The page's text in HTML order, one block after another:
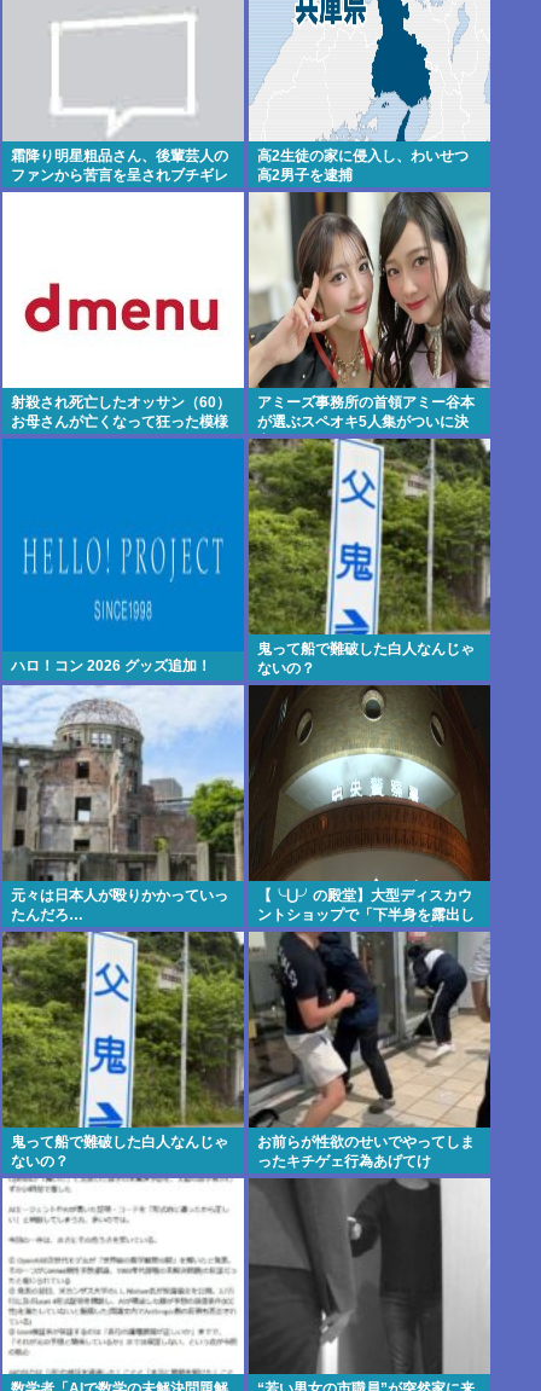
霜降り明星粗品さん、後輩芸人の
ファンから苦言を呈されブチギレ
発狂…
高2生徒の家に侵入し、わいせつ
高2男子を逮捕
射殺され死亡したオッサン（60）
お母さんが亡くなって狂った模様
アミーズ事務所の首領アミー谷本
が選ぶスペオキ5人集がついに決
定してしまう
ハロ！コン 2026 グッズ追加！
鬼って船で難破した白人なんじゃ
ないの？
元々は日本人が殴りかかっていっ
たんだろ…
【╰⋃╯の殿堂】大型ディスカウ
ントショップで「下半身を露出し
た男を確保している」 31歳の男を
現行犯逮捕 札幌
鬼って船で難破した白人なんじゃ
ないの？
お前らが性欲のせいでやってしま
ったキチゲェ行為あげてけ